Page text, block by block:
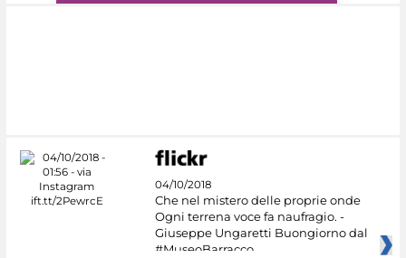
04/10/2018
Che nel mistero delle proprie onde
Ogni terrena voce fa naufragio. -
Giuseppe Ungaretti Buongiorno dal
#MuseoBarracco